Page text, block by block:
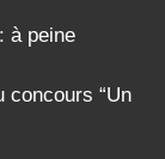
à peine
concours “Un